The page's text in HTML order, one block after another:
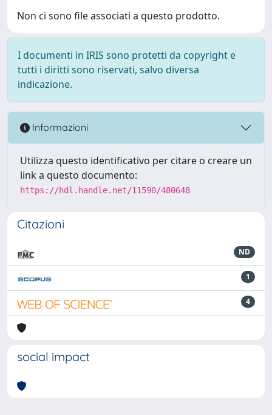
Non ci sono file associati a questo prodotto.
I documenti in IRIS sono protetti da copyright e
tutti i diritti sono riservati, salvo diversa
indicazione.
Informazioni
Utilizza questo identificativo per citare o creare un
link a questo documento:
https://hdl.handle.net/11590/480648
Citazioni
ND
1
4
social impact